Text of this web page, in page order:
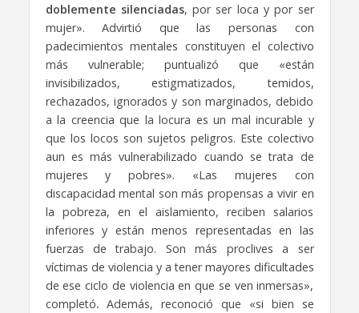
doblemente silenciadas, por ser loca y por ser
mujer». Advirtió que las personas con
padecimientos mentales constituyen el colectivo
más vulnerable; puntualizó que «están
invisibilizados, estigmatizados, temidos,
rechazados, ignorados y son marginados, debido
a la creencia que la locura es un mal incurable y
que los locos son sujetos peligros. Este colectivo
aun es más vulnerabilizado cuando se trata de
mujeres y pobres». «Las mujeres con
discapacidad mental son más propensas a vivir en
la pobreza, en el aislamiento, reciben salarios
inferiores y están menos representadas en las
fuerzas de trabajo. Son más proclives a ser
víctimas de violencia y a tener mayores dificultades
de ese ciclo de violencia en que se ven inmersas»,
completó.Además, reconoció que «si bien se